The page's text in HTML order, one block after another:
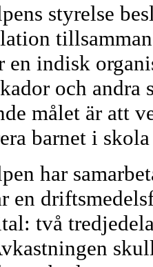
styrelse
en indisk
och
målet är att
barnet i
har
en
två